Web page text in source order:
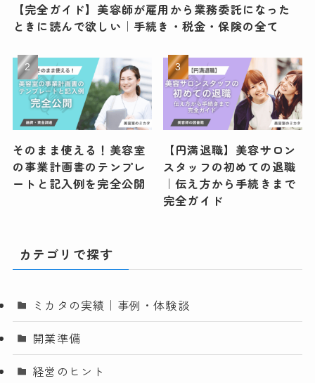
【完全ガイド】美容師が雇用から業務委託になった
ときに読んで欲しい｜手続き・税金・保険の全て
そのまま使える！美容室
の事業計画書のテンプレ
ートと記入例を完全公開
【円満退職】美容サロン
スタッフの初めての退職
｜伝え方から手続きまで
完全ガイド
カテゴリで探す
ミカタの実績｜事例・体験談
開業準備
経営のヒント